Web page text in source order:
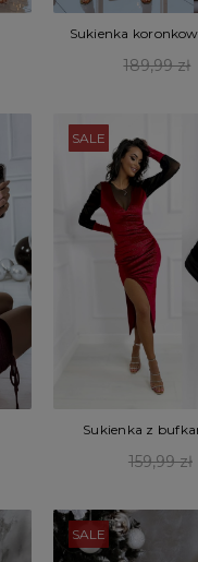
Sukienka
189,99 zł
SALE
Sukienka z
159,99 zł
SALE